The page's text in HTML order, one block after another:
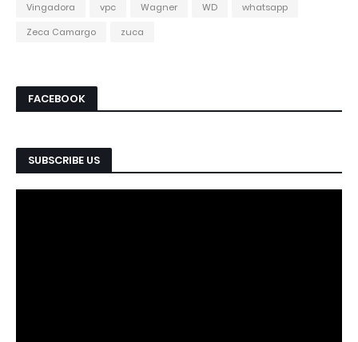
Vingadora
vpc Wagner WD
whatsapp
Zeca Camargo
zuca
FACEBOOK
SUBSCRIBE US